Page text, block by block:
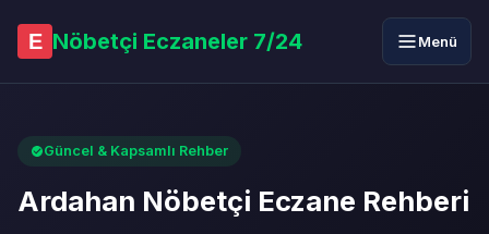
E Nöbetçi Eczaneler 7/24 Menü
Güncel & Kapsamlı Rehber
Ardahan Nöbetçi Eczane Rehberi